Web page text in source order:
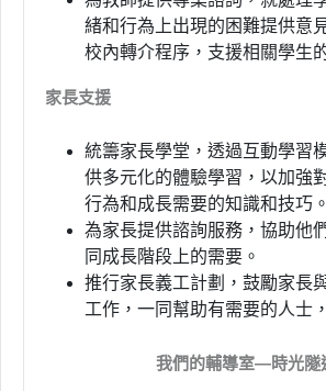
緒和行為上出現的困難提供意
校內轉介程序，支援相關學生
家長支援
統籌家長學堂，透過互動學習
供多元化的體驗學習，以加強
行為和成長需要的知識和技巧。
為家長提供諮詢服務，協助他
同成長階段上的需要。
推行家長義工計劃，鼓勵家長
工作，一同幫助有需要的人士
我們的輔導室—時光隧